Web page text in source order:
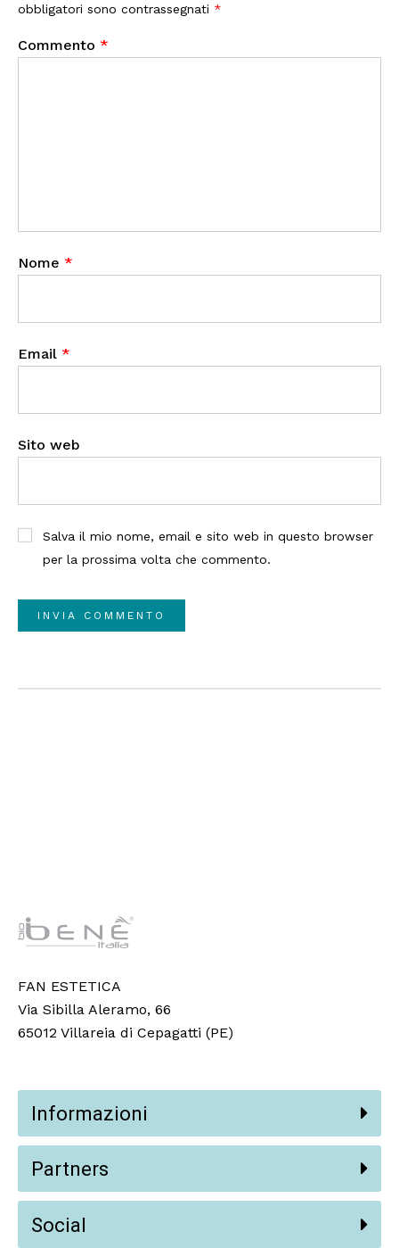
obbligatori sono contrassegnati *
Commento *
Nome *
Email *
Sito web
Salva il mio nome, email e sito web in questo browser
per la prossima volta che commento.
FAN ESTETICA
Via Sibilla Aleramo, 66
65012 Villareia di Cepagatti (PE)
Informazioni
Partners
Social